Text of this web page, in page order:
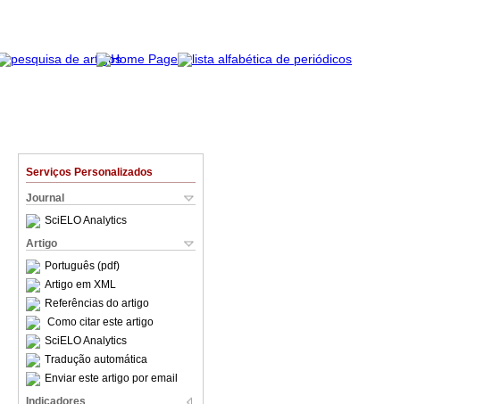
Serviços Personalizados
Journal
SciELO Analytics
Artigo
Português (pdf)
Artigo em XML
Referências do artigo
Como citar este artigo
SciELO Analytics
Tradução automática
Enviar este artigo por email
Indicadores